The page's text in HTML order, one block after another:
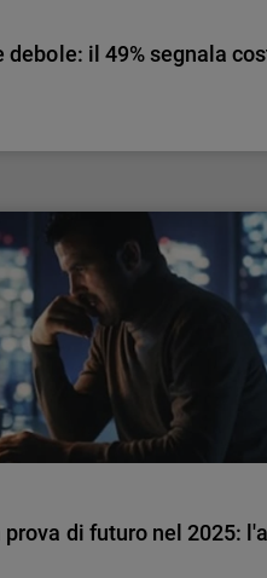
il 49% segnala
debole: il 49% segnala
PMI è basso e pone un
adottare questa soluzione.
di futuro nel 2025: